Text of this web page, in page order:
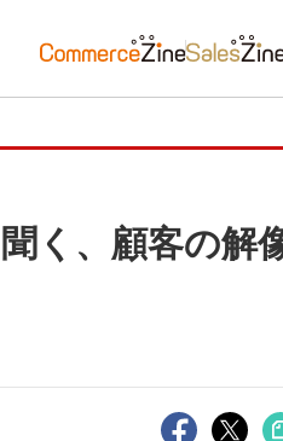
く、顧客の解